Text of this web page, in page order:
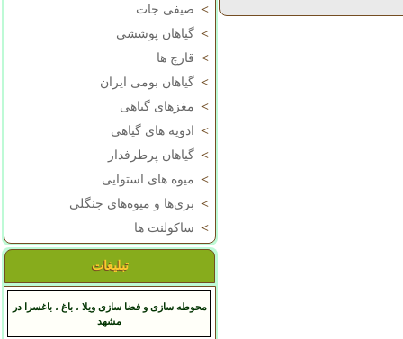
> صیفی جات
> گیاهان پوششی
> قارچ ها
> گیاهان بومی ایران
> مغزهای گیاهی
>
ادویه های گیاهی
> گیاهان پرطرفدار
> میوه های استوایی
> بری‌ها و میوه‌های جنگلی
> ساکولنت ها
تبلیغات
محوطه سازی و فضا سازی ویلا ، باغ ، باغسرا در
مشهد